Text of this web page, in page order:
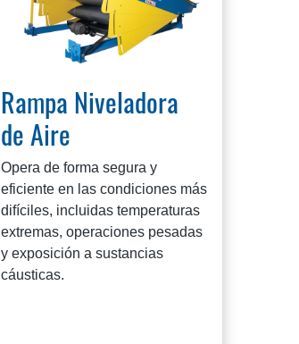
Rampa Niveladora
de Aire
Opera de forma segura y
eficiente en las condiciones más
difíciles, incluidas temperaturas
extremas, operaciones pesadas
y exposición a sustancias
cáusticas.